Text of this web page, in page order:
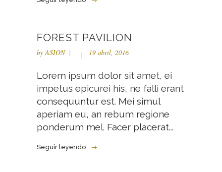
FOREST PAVILION
byASION 19 abril, 2016
Lorem ipsum dolor sit amet, ei
impetus epicurei his, ne falli erant
consequuntur est. Mei simul
aperiam eu, an rebum regione
ponderum mel. Facer placerat...
Seguir leyendo